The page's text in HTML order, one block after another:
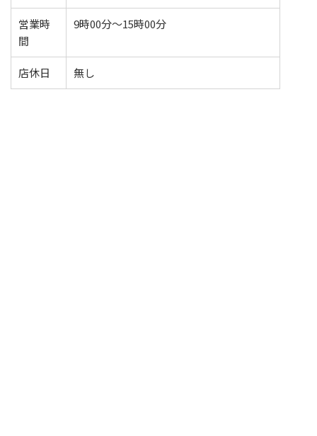
営業時
間
9時00分～15時00分
店休日 無し